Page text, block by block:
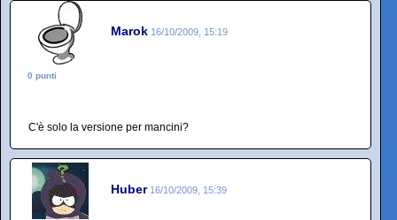
Marok 16/10/2009, 15:19
0 punti
C'è solo la versione per mancini?
Huber 16/10/2009, 15:39